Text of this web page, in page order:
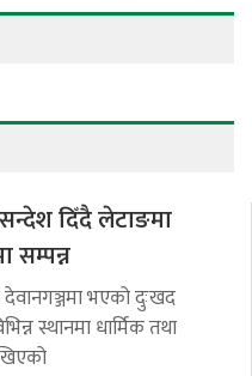
दिँदै लेटाङमा
सम्पन्न
भएको दुःखद
स्थानमा धार्मिक तथा